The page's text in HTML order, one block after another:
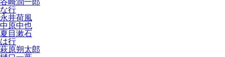
谷崎潤一郎
な行
永井荷風
中原中也
夏目漱石
は行
萩原朔太郎